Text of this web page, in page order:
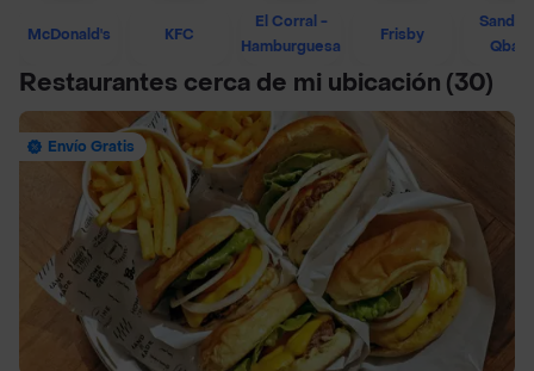
McDonald's KFC
El Corral -
Hamburguesa
Frisby
Restaurantes cerca de mi ubicación (30)
Envío Gratis